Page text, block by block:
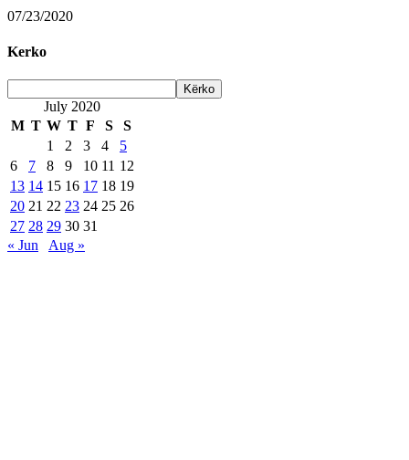
07/23/2020
Kerko
July 2020
M T W T F S
S
1
2 3 4
5
6
7 8 9 10 11 12
13 14 15 16 17 18 19
20 21 22 23 24 25 26
27 28 29 30 31
« Jun
Aug »